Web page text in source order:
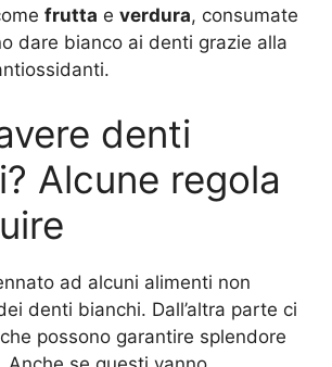
frutta e verdura, consumate
dare bianco ai denti grazie alla
denti
Alcune regola
ad alcuni alimenti non
denti bianchi. Dall’altra parte ci
possono garantire splendore